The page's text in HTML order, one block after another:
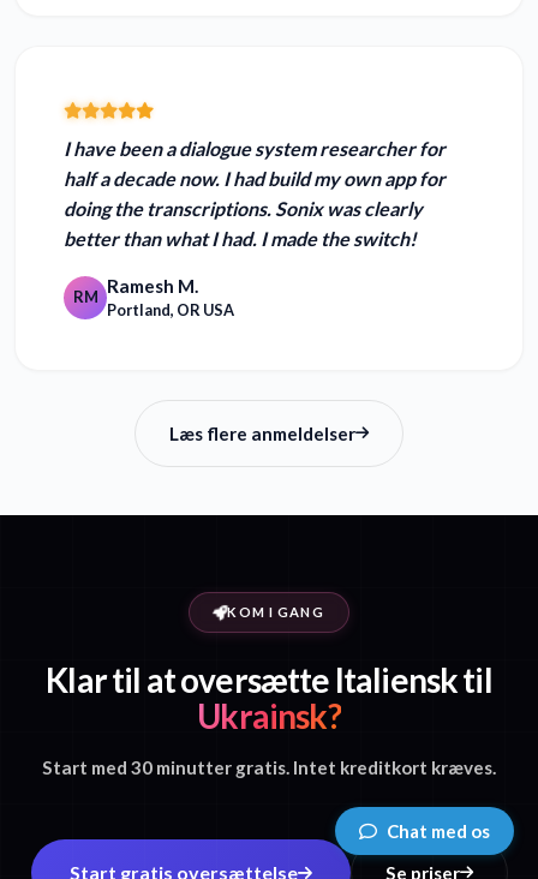
I have been a dialogue system researcher for
half a decade now. I had build my own app for
doing the transcriptions.Sonix was clearly
better than what I had. I made the switch!
RM Ramesh M.
Portland, OR USA
Læs flere anmeldelser
KOM I GANG
Klar til at oversætte Italiensk til
Ukrainsk?
Start med 30 minutter gratis. Intet kreditkort kræves.
Start gratis oversættelse Se priser
Chat med os